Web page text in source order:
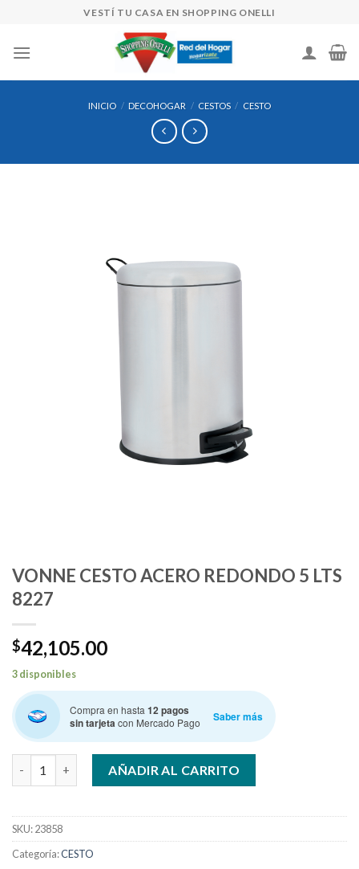
content
VESTÍ TU CASA EN SHOPPING ONELLI
INICIO / DECOHOGAR / CESTOS / CESTO
VONNE CESTO ACERO REDONDO 5 LTS
8227
$42,105.00
3 disponibles
Compra en hasta 12 pagos
sin tarjetacon Mercado Pago Saber más
VONNE CESTO ACERO REDONDO 5 LTS 8227 cantidad
AÑADIR AL CARRITO
SKU:23858
Categoría:CESTO